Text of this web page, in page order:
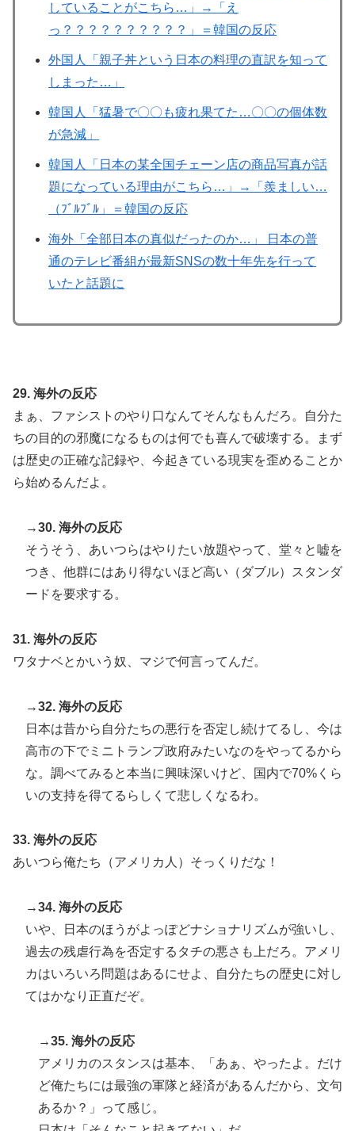
していることがこちら…」→「え
っ？？？？？？？？？？」＝韓国の反応
外国人「親子丼という日本の料理の直訳を知って
しまった…」
韓国人「猛暑で〇〇も疲れ果てた…〇〇の個体数
が急減」
韓国人「日本の某全国チェーン店の商品写真が話
題になっている理由がこちら…」→「羨ましい…
（ﾌﾞﾙﾌﾞﾙ」＝韓国の反応
海外「全部日本の真似だったのか…」 日本の普
通のテレビ番組が最新SNSの数十年先を行って
いたと話題に
29. 海外の反応
まぁ、ファシストのやり口なんてそんなもんだろ。自分た
ちの目的の邪魔になるものは何でも喜んで破壊する。まず
は歴史の正確な記録や、今起きている現実を歪めることか
ら始めるんだよ。
→30. 海外の反応
そうそう、あいつらはやりたい放題やって、堂々と嘘を
つき、他群にはあり得ないほど高い（ダブル）スタンダ
ードを要求する。
31. 海外の反応
ワタナベとかいう奴、マジで何言ってんだ。
→32. 海外の反応
日本は昔から自分たちの悪行を否定し続けてるし、今は
高市の下でミニトランプ政府みたいなのをやってるから
な。調べてみると本当に興味深いけど、国内で70%くら
いの支持を得てるらしくて悲しくなるわ。
33. 海外の反応
あいつら俺たち（アメリカ人）そっくりだな！
→34. 海外の反応
いや、日本のほうがよっぽどナショナリズムが強いし、
過去の残虐行為を否定するタチの悪さも上だろ。アメリ
カはいろいろ問題はあるにせよ、自分たちの歴史に対し
てはかなり正直だぞ。
→35. 海外の反応
アメリカのスタンスは基本、「あぁ、やったよ。だけ
ど俺たちには最強の軍隊と経済があるんだから、文句
あるか？」って感じ。